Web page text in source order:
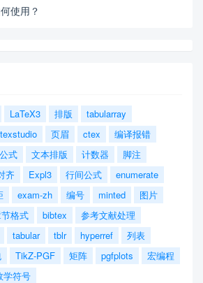
使用？
LaTeX3 排版
tabularray
texstudio 页眉 ctex
编译报错
式 文本排版 计数器
脚注
齐 Expl3 行间公式
enumerate
exam-zh 编号 minted
图片
格式 bibtex
参考文献处理
tabular tblr hyperref
列表
TikZ-PGF 矩阵 pgfplots
宏编程
学符号